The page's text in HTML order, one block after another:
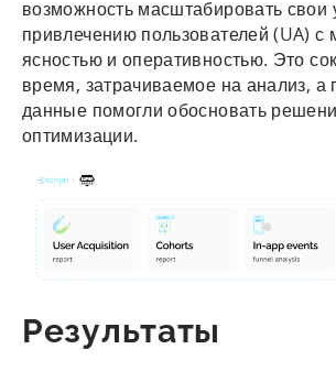
возможность масштабировать свои
привлечению пользователей (UA) с
ясностью и оперативностью. Это
время, затрачиваемое на анализ, а
данные помогли обосновать
оптимизации.
Результаты